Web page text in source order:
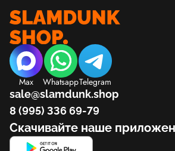
Max WhatsappTelegram
sale@slamdunk.shop
8 (995) 336 69-79
Скачивайте наше